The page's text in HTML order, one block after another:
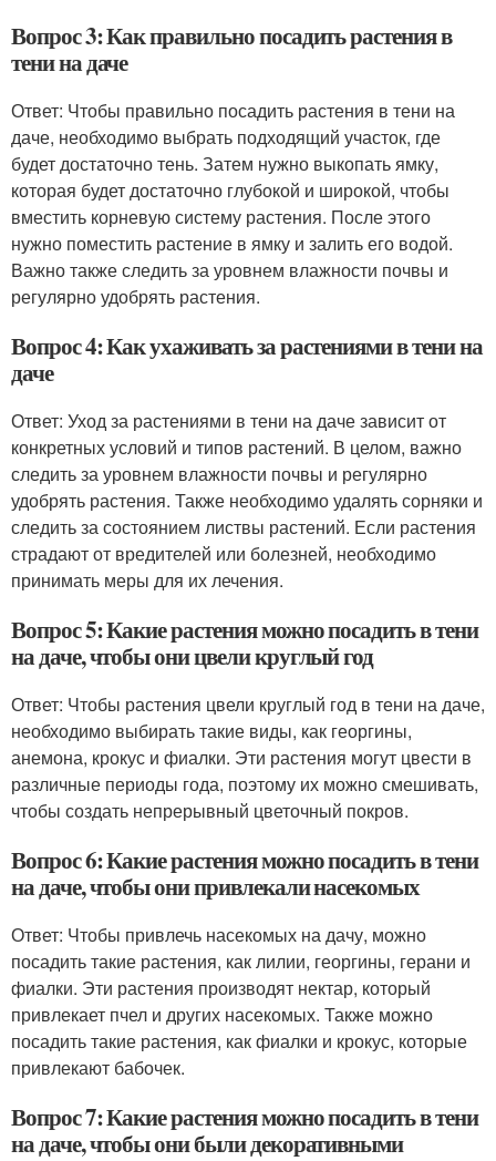
Вопрос 3: Как правильно посадить растения в
тени на даче
Ответ: Чтобы правильно посадить растения в тени на
даче, необходимо выбрать подходящий участок, где
будет достаточно тень. Затем нужно выкопать ямку,
которая будет достаточно глубокой и широкой, чтобы
вместить корневую систему растения. После этого
нужно поместить растение в ямку и залить его водой.
Важно также следить за уровнем влажности почвы и
регулярно удобрять растения.
Вопрос 4: Как ухаживать за растениями в тени на
даче
Ответ: Уход за растениями в тени на даче зависит от
конкретных условий и типов растений. В целом, важно
следить за уровнем влажности почвы и регулярно
удобрять растения. Также необходимо удалять сорняки и
следить за состоянием листвы растений. Если растения
страдают от вредителей или болезней, необходимо
принимать меры для их лечения.
Вопрос 5: Какие растения можно посадить в тени
на даче, чтобы они цвели круглый год
Ответ: Чтобы растения цвели круглый год в тени на даче,
необходимо выбирать такие виды, как георгины,
анемона, крокус и фиалки. Эти растения могут цвести в
различные периоды года, поэтому их можно смешивать,
чтобы создать непрерывный цветочный покров.
Вопрос 6: Какие растения можно посадить в тени
на даче, чтобы они привлекали насекомых
Ответ: Чтобы привлечь насекомых на дачу, можно
посадить такие растения, как лилии, георгины, герани и
фиалки. Эти растения производят нектар, который
привлекает пчел и других насекомых. Также можно
посадить такие растения, как фиалки и крокус, которые
привлекают бабочек.
Вопрос 7: Какие растения можно посадить в тени
на даче, чтобы они были декоративными